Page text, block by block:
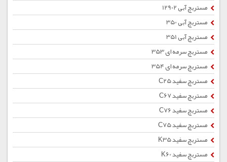
مستربچ آبی 12902
مستربچ آبی 350
مستربچ آبی 351
مستربچ سرمه ای 353
مستربچ سرمه ای 354
مستربچ سفید C25
مستربچ سفید C67
مستربچ سفید C76
مستربچ سفید C75
مستربچ سفید K35
مستربچ سفید K60